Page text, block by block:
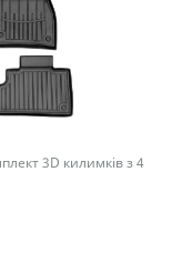
3D килимків з 4